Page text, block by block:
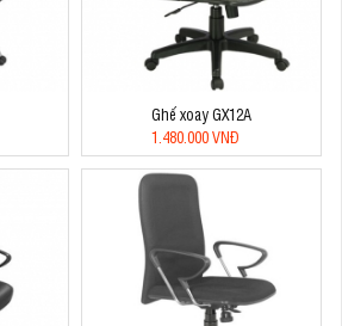
Ghế xoay GX12A
1.480.000 VNĐ